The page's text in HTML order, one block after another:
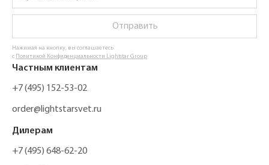
Отправить
Нажимая на кнопку, вы соглашаетесь
с Политикой Конфиденциальности Lightstar Group
Частным клиентам
+7 (495) 152-53-02
order@lightstarsvet.ru
Дилерам
+7 (495) 648-62-20